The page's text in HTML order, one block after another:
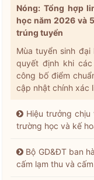
Nóng: Tổng hợp
học năm 2026 và
trúng tuyển
Mùa tuyển sinh
quyết định khi
công bố điểm
cập nhật chính xác
Hiệu trưởng
trường học và kế
Bộ GD&ĐT ban
cấm lạm thu và